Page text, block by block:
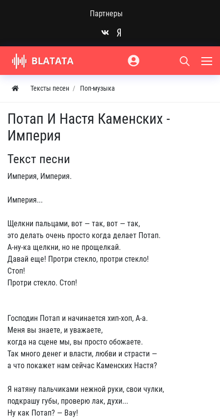
Партнеры
Тексты песен Поп-музыка
Потап И Настя Каменских -
Империя
Текст песни
Империя, Империя.
Империя...
Щелкни пальцами, вот — так, вот — так,
это делать очень просто когда делает Потап.
А-ну-ка щелкни, но не прощелкай.
Давай еще! Протри стекло, протри стекло!
Стоп!
Протри стекло. Стоп!
Господин Потап и начинается хип-хоп, А-а.
Меня вы знаете, и уважаете,
когда на сцене мы, вы просто обожаете.
Так много денег и власти, любви и страсти —
а что покажет нам сейчас Каменских Настя?
Я натяну пальчиками нежной руки, свои чулки,
подкрашу губы, проверю лак, духи...
Ну как Потап? — Вау!